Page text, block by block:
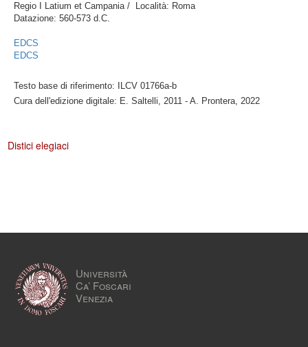
Regio I Latium et Campania / Località: Roma
Datazione: 560-573 d.C.
EDCS
EDCS
Testo base di riferimento: ILCV 01766a-b
Cura dell'edizione digitale: E. Saltelli, 2011 - A. Prontera, 2022
Distici elegiaci
Università
Ca’ Foscari
Venezia